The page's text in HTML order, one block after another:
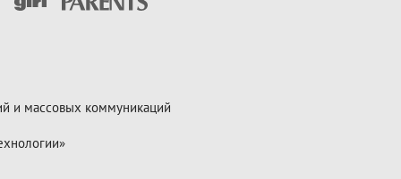
и массовых коммуникаций